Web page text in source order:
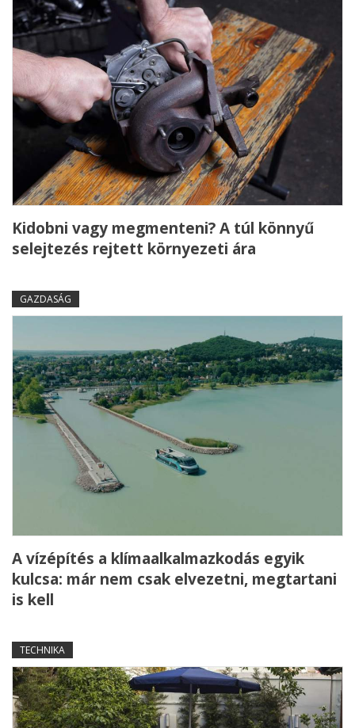
Kidobni vagy megmenteni? A túl könnyű
selejtezés rejtett környezeti ára
GAZDASÁG
A vízépítés a klímaalkalmazkodás egyik
kulcsa: már nem csak elvezetni, megtartani
is kell
TECHNIKA